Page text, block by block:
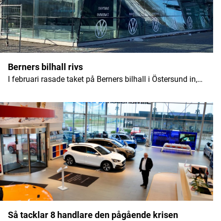
Berners bilhall rivs
I februari rasade taket på Berners bilhall i Östersund in,…
Så tacklar 8 handlare den pågående krisen